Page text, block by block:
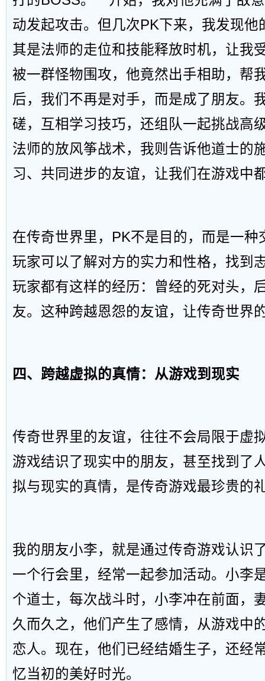
动发起攻击。但几次PK下来，我发现他
其是法师的走位和技能释放时机，让我
被一群怪物围攻，他竟然出手相助，帮
后，我们不再是对手，而是成了朋友。
磋，互相学习技巧，还组队一起挑战高
法师的放风筝战术，我则告诉他道士的
习、共同进步的友谊，让我们在游戏中
在传奇世界里，PK不是目的，而是一种
玩家可以了解对方的实力和性格，找到
玩家都有这样的经历：曾经的死对头，
友。这种跨越恩怨的友谊，让传奇世界
四、跨越虚拟的真情：从游戏到现实
传奇世界里的友谊，往往不会局限于虚
游戏结识了现实中的朋友，甚至找到了
拟与现实的真情，是传奇游戏最珍贵的
我的朋友小李，就是通过传奇游戏认识
一个行会里，经常一起参加活动。小李
个道士，每次战斗时，小李冲在前面，
久而久之，他们产生了感情，从游戏中
恋人。现在，他们已经结婚生子，还经
忆当初的美好时光。